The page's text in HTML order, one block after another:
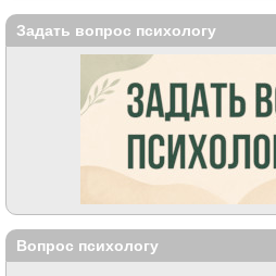
Задать вопрос психологу
Вопрос психологу